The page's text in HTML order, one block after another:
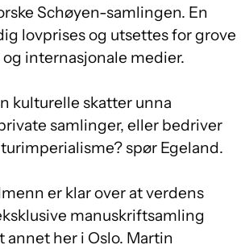
Schøyen-samlingen. En
lovprises og utsettes for grove
internasjonale medier.
kulturelle skatter unna
samlinger, eller bedriver
spør Egeland.
er klar over at verdens
manuskriftsamling
annet her i Oslo. Martin